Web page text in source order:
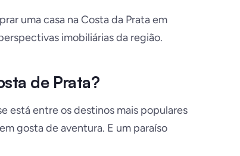
uma casa na Costa da Prata em
imobiliárias da região.
de Prata?
está entre os destinos mais populares
gosta de aventura. E um paraíso